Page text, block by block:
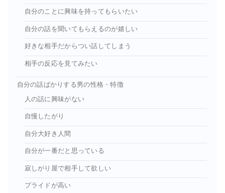
自分のことに興味を持ってもらいたい
自分の話を聞いてもらえるのが嬉しい
好きな相手だからつい話してしまう
相手の反応を見てみたい
自分の話ばかりする男の性格・特徴
人の話に興味がない
自慢したがり
自分大好き人間
自分が一番だと思っている
寂しがり屋で相手して欲しい
プライドが高い